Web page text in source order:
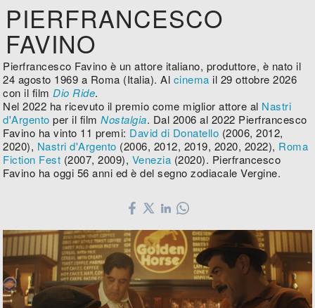
PIERFRANCESCO
FAVINO
Pierfrancesco Favino è un attore italiano, produttore, è nato il
24 agosto 1969 a Roma (Italia). Al cinema il 29 ottobre 2026
con il filmDio Ride.
Nel 2022 ha ricevuto il premio come miglior attore al Nastri
d'Argento per il filmNostalgia. Dal 2006 al 2022 Pierfrancesco
Favino ha vinto 11 premi: David di Donatello (2006, 2012,
2020), Nastri d'Argento (2006, 2012, 2019, 2020, 2022), Roma
Fiction Fest (2007, 2009), Venezia (2020). Pierfrancesco
Favino ha oggi 56 anni ed è del segno zodiacale Vergine.